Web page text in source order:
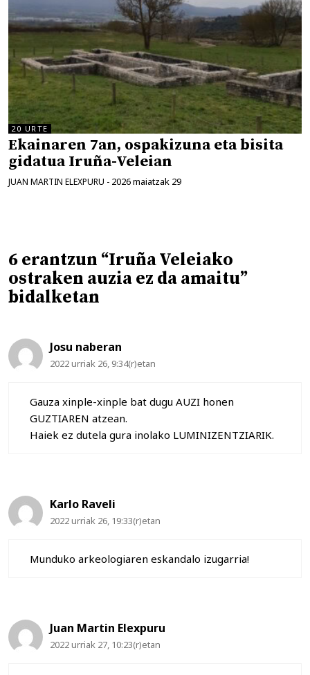
20 URTE
Ekainaren 7an, ospakizuna eta bisita
gidatua Iruña-Veleian
JUAN MARTIN ELEXPURU - 2026 maiatzak 29
6 erantzun “Iruña Veleiako
ostraken auzia ez da amaitu”
bidalketan
Josu naberan
2022 urriak 26, 9:34(r)etan
Gauza xinple-xinple bat dugu AUZI honen
GUZTIAREN atzean.
Haiek ez dutela gura inolako LUMINIZENTZIARIK.
Karlo Raveli
2022 urriak 26, 19:33(r)etan
Munduko arkeologiaren eskandalo izugarria!
Juan Martin Elexpuru
2022 urriak 27, 10:23(r)etan